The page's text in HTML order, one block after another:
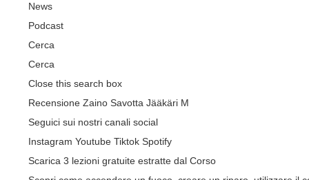
News
Podcast
Cerca
Cerca
Close this search box
Recensione Zaino Savotta Jääkäri M
Seguici sui nostri canali social
Instagram Youtube Tiktok Spotify
Scarica 3 lezioni gratuite estratte dal Corso